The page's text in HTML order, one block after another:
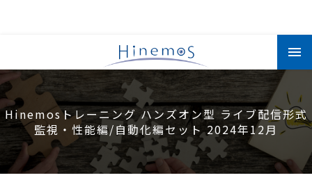
コ
ン
テ
ツHinemosトレーニング ハンズオン型 ライブ配信形式
監視・性能編/自動化編セット 2024年12月